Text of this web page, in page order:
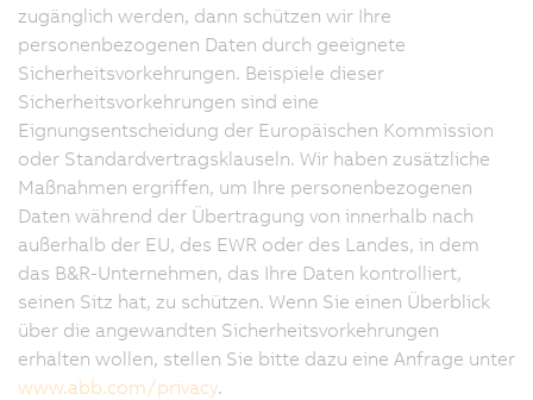
zugänglich werden, dann schützen wir Ihre
personenbezogenen Daten durch geeignete
Sicherheitsvorkehrungen. Beispiele dieser
Sicherheitsvorkehrungen sind eine
Eignungsentscheidung der Europäischen Kommission
oder Standardvertragsklauseln. Wir haben zusätzliche
Maßnahmen ergriffen, um Ihre personenbezogenen
Daten während der Übertragung von innerhalb nach
außerhalb der EU, des EWR oder des Landes, in dem
das B&R-Unternehmen, das Ihre Daten kontrolliert,
seinen Sitz hat, zu schützen. Wenn Sie einen Überblick
über die angewandten Sicherheitsvorkehrungen
erhalten wollen, stellen Sie bitte dazu eine Anfrage unter
www.abb.com/privacy.